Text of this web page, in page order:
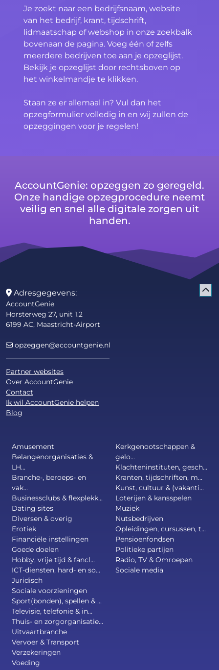
Je zoekt naar een bedrijfsnaam, website
van het bedrijf, krant, tijdschrift,
lidmaatschap of webshop in onze zoekbalk
bovenaan de pagina. Voeg één of zelfs
meerdere bedrijven toe aan je opzeglijst.
Bekijk je opzeglijst door rechtsboven op
het winkelmandje te klikken.
Staan ze er allemaal in? Vul dan het
opzegformulier volledig in en wij zullen de
opzeggingen voor je regelen!
AccountGenie: opzeggen zo geregeld.
Onze handige opzegprocedure neemt
veilig en snel alle digitale zorgen uit
handen.
Adresgegevens:
AccountGenie
Horsterweg 27, unit 1.2
6199 AC, Maastricht-Airport
opzeggen@accountgenie.nl
Partner websites
Over AccountGenie
Contact
Ik wil AccountGenie helpen
Blog
Amusement
Belangenorganisaties &
LH...
Branche-, beroeps- en
vak...
Businessclubs & flexplekk...
Dating sites
Diversen & overig
Erotiek
Financiële instellingen
Goede doelen
Hobby, vrije tijd & fancl...
ICT-diensten, hard- en so...
Juridisch
Kerkgenootschappen &
gelo...
Klachteninstituten, gesch...
Kranten, tijdschriften, m...
Kunst, cultuur & (vakanti...
Loterijen & kansspelen
Muziek
Nutsbedrijven
Opleidingen, cursussen, t...
Pensioenfondsen
Politieke partijen
Radio, TV & Omroepen
Sociale media
Sociale voorzieningen
Sport(bonden), spellen & ...
Televisie, telefonie & in...
Thuis- en zorgorganisatie...
Uitvaartbranche
Vervoer & Transport
Verzekeringen
Voeding